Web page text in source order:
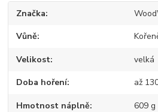
Značka
Vůně
Velikost velká
Doba hoření až
Hmotnost náplně 609 g